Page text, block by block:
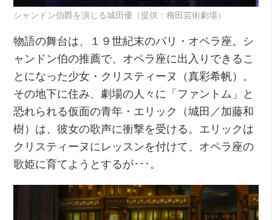
シャンドン伯爵を演じる城田優（提供：梅田芸術劇場）
物語の舞台は、１９世紀末のパリ・オペラ座。シ
ャンドン伯の推薦で、オペラ座に出入りできるこ
とになった少女・クリスティーヌ（真彩希帆）。
その地下に住み、劇場の人々に「ファントム」と
恐れられる仮面の青年・エリック（城田／加藤和
樹）は、彼女の歌声に衝撃を受ける。エリックは
クリスティーヌにレッスンを付けて、オペラ座の
歌姫に育てようとするが･･･。